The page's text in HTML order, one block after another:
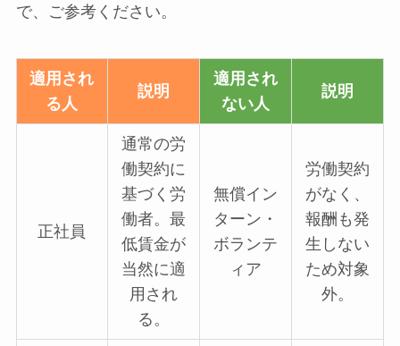
で、ご参考ください。
適用され
る人
説明
適用され
ない人
説明
正社員
通常の労
働契約に
基づく労
働者。最
低賃金が
当然に適
用され
る。
無償イン
ターン・
ボランテ
ィア
労働契約
がなく、
報酬も発
生しない
ため対象
外。